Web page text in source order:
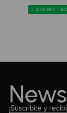
LLEGA HOY -
¡Suscribite y